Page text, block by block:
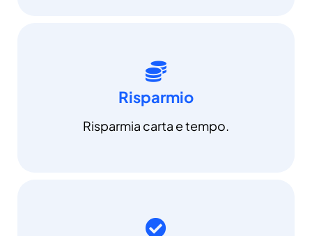
Risparmio
Risparmia carta e tempo.